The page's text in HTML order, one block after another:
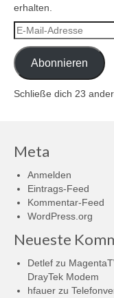
erhalten.
E-
Mail-
Adresse
Abonnieren
Schließe dich 23
Meta
Anmelden
Eintrags-Feed
Kommentar-Feed
WordPress.org
Neueste
Detlef zu
DrayTek Modem
hfauer zu